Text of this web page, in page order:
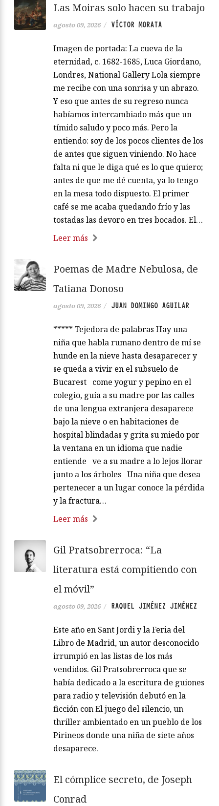
Las Moiras solo hacen su trabajo
agosto 09, 2026 / VÍCTOR MORATA
Imagen de portada: La cueva de la
eternidad, c. 1682-1685, Luca Giordano,
Londres, National Gallery Lola siempre
me recibe con una sonrisa y un abrazo.
Y eso que antes de su regreso nunca
habíamos intercambiado más que un
tímido saludo y poco más. Pero la
entiendo: soy de los pocos clientes de los
de antes que siguen viniendo. No hace
falta ni que le diga qué es lo que quiero;
antes de que me dé cuenta, ya lo tengo
en la mesa todo dispuesto. El primer
café se me acaba quedando frío y las
tostadas las devoro en tres bocados. El…
Leer más
Poemas de Madre Nebulosa, de
Tatiana Donoso
agosto 09, 2026 / JUAN DOMINGO AGUILAR
***** Tejedora de palabras Hay una
niña que habla rumano dentro de mí se
hunde en la nieve hasta desaparecer y
se queda a vivir en el subsuelo de
Bucarest come yogur y pepino en el
colegio, guía a su madre por las calles
de una lengua extranjera desaparece
bajo la nieve o en habitaciones de
hospital blindadas y grita su miedo por
la ventana en un idioma que nadie
entiende ve a su madre a lo lejos llorar
junto a los árboles Una niña que desea
pertenecer a un lugar conoce la pérdida
y la fractura…
Leer más
Gil Pratsobrerroca: “La
literatura está compitiendo con
el móvil”
agosto 09, 2026 / RAQUEL JIMÉNEZ JIMÉNEZ
Este año en Sant Jordi y la Feria del
Libro de Madrid, un autor desconocido
irrumpió en las listas de los más
vendidos. Gil Pratsobrerroca que se
había dedicado a la escritura de guiones
para radio y televisión debutó en la
ficción con El juego del silencio, un
thriller ambientado en un pueblo de los
Pirineos donde una niña de siete años
desaparece.
El cómplice secreto, de Joseph
Conrad